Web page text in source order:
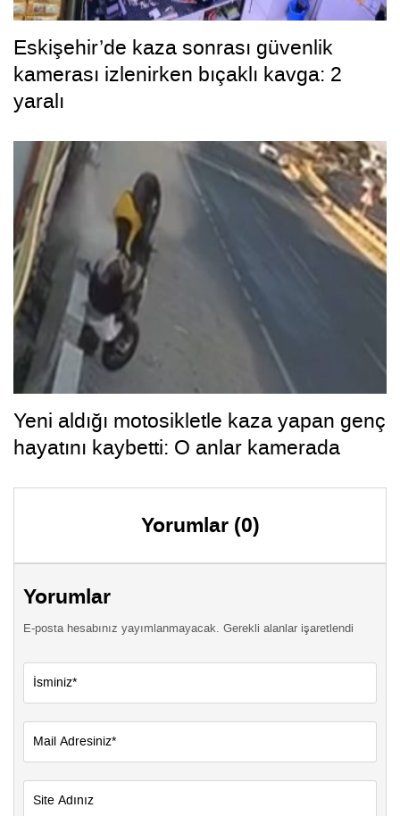
Eskişehir’de kaza sonrası güvenlik
kamerası izlenirken bıçaklı kavga: 2
yaralı
Yeni aldığı motosikletle kaza yapan genç
hayatını kaybetti: O anlar kamerada
Yorumlar (0)
Yorumlar
E-posta hesabınız yayımlanmayacak. Gerekli alanlar işaretlendi